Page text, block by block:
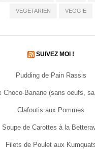
VEGETARIEN VEGGIE
SUIVEZ MOI !
Pudding de Pain Rassis
Choco-Banane (sans oeufs,
Clafoutis aux Pommes
Soupe de Carottes à la
Filets de Poulet aux